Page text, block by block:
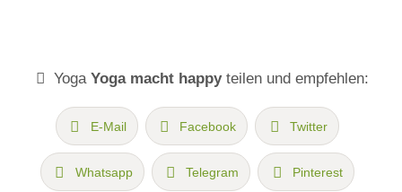
YogaYoga macht happyteilen und empfehlen:
E-Mail Facebook Twitter
Whatsapp Telegram Pinterest